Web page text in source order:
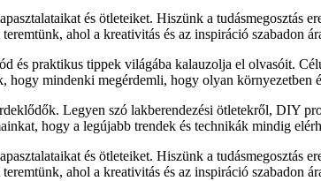
és ötleteiket. Hiszünk a tudásmegosztás
ahol a kreativitás és az inspiráció szabadon
és praktikus tippek világába kalauzolja el olvasóit.
mindenki megérdemli, hogy olyan környezetben
Legyen szó lakberendezési ötletekről, DIY
hogy a legújabb trendek és technikák mindig
és ötleteiket. Hiszünk a tudásmegosztás
ahol a kreativitás és az inspiráció szabadon